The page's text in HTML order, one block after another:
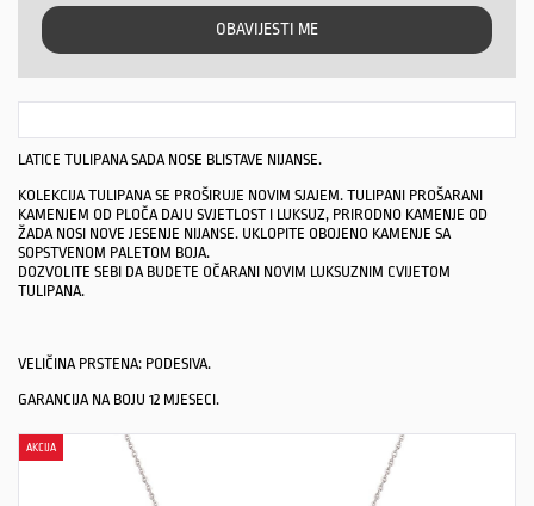
OBAVIJESTI ME
LATICE TULIPANA SADA NOSE BLISTAVE NIJANSE.
KOLEKCIJA TULIPANA SE PROŠIRUJE NOVIM SJAJEM. TULIPANI PROŠARANI
KAMENJEM OD PLOČA DAJU SVJETLOST I LUKSUZ, PRIRODNO KAMENJE OD
ŽADA NOSI NOVE JESENJE NIJANSE. UKLOPITE OBOJENO KAMENJE SA
SOPSTVENOM PALETOM BOJA.
DOZVOLITE SEBI DA BUDETE OČARANI NOVIM LUKSUZNIM CVIJETOM
TULIPANA.
VELIČINA PRSTENA: PODESIVA.
GARANCIJA NA BOJU 12 MJESECI.
AKCIJA